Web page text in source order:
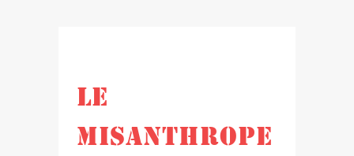
LE
MISANTHROPE